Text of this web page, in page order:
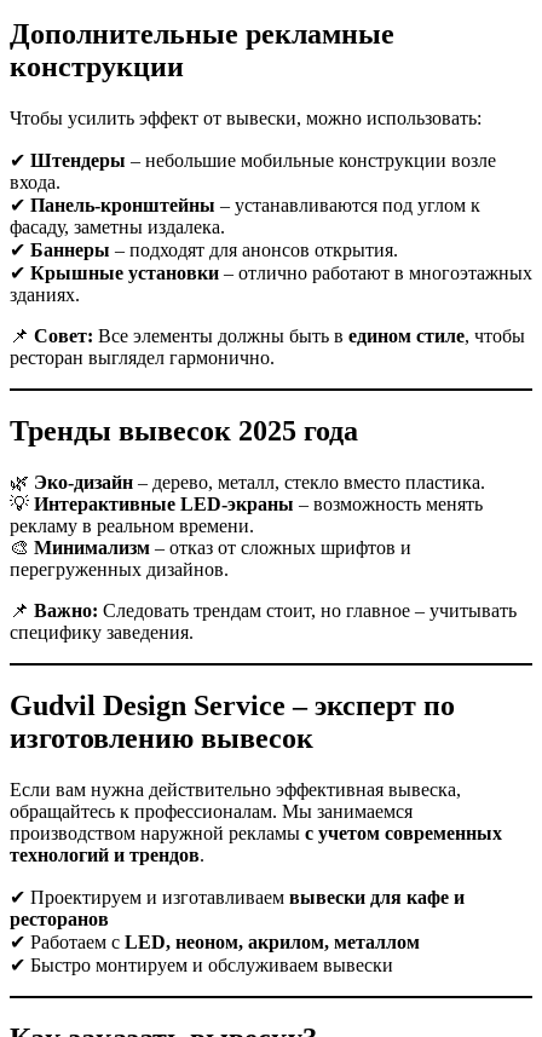
Дополнительные рекламные
конструкции
Чтобы усилить эффект от вывески, можно использовать:
✔ Штендеры – небольшие мобильные конструкции возле
входа.
✔ Панель-кронштейны – устанавливаются под углом к
фасаду, заметны издалека.
✔ Баннеры – подходят для анонсов открытия.
✔ Крышные установки – отлично работают в многоэтажных
зданиях.
📌 Совет: Все элементы должны быть в едином стиле, чтобы
ресторан выглядел гармонично.
Тренды вывесок 2025 года
🌿 Эко-дизайн – дерево, металл, стекло вместо пластика.
💡 Интерактивные LED-экраны – возможность менять
рекламу в реальном времени.
🎨 Минимализм – отказ от сложных шрифтов и
перегруженных дизайнов.
📌 Важно: Следовать трендам стоит, но главное – учитывать
специфику заведения.
Gudvil Design Service – эксперт по
изготовлению вывесок
Если вам нужна действительно эффективная вывеска,
обращайтесь к профессионалам. Мы занимаемся
производством наружной рекламы с учетом современных
технологий и трендов.
✔ Проектируем и изготавливаем вывески для кафе и
ресторанов
✔ Работаем с LED, неоном, акрилом, металлом
✔ Быстро монтируем и обслуживаем вывески